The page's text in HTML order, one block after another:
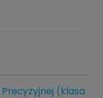
(klasa